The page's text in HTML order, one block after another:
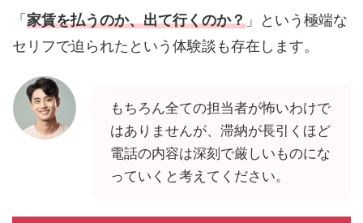
「 家賃を払うのか、出て行くのか？ 」という極端な
セリフで迫られたという体験談も存在します。
もちろん全ての担当者が怖いわけで
はありませんが、滞納が長引くほど
電話の内容は深刻で厳しいものにな
っていくと考えてください。